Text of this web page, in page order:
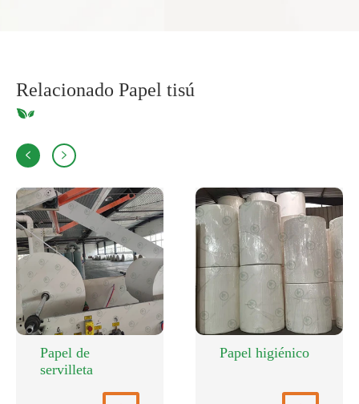
Relacionado Papel tisú
 
Papel de
servilleta
Papel higiénico